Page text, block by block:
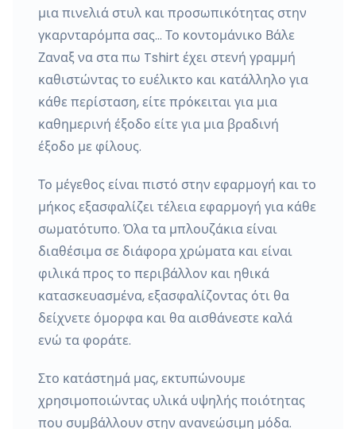
μια πινελιά στυλ και προσωπικότητας στην
γκαρνταρόμπα σας… Το κοντομάνικο Βάλε
Ζαναξ να στα πω Tshirt έχει στενή γραμμή
καθιστώντας το ευέλικτο και κατάλληλο για
κάθε περίσταση, είτε πρόκειται για μια
καθημερινή έξοδο είτε για μια βραδινή
έξοδο με φίλους.
Το μέγεθος είναι πιστό στην εφαρμογή και το
μήκος εξασφαλίζει τέλεια εφαρμογή για κάθε
σωματότυπο. Όλα τα μπλουζάκια είναι
διαθέσιμα σε διάφορα χρώματα και είναι
φιλικά προς το περιβάλλον και ηθικά
κατασκευασμένα, εξασφαλίζοντας ότι θα
δείχνετε όμορφα και θα αισθάνεστε καλά
ενώ τα φοράτε.
Στο κατάστημά μας, εκτυπώνουμε
χρησιμοποιώντας υλικά υψηλής ποιότητας
που συμβάλλουν στην ανανεώσιμη μόδα.